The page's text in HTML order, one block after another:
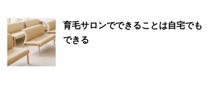
育毛サロンでできることは自宅でも
できる